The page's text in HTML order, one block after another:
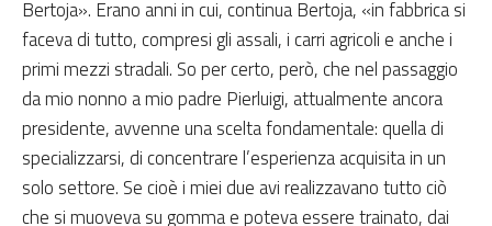
Bertoja». Erano anni in cui, continua Bertoja, «in fabbrica si
faceva di tutto, compresi gli assali, i carri agricoli e anche i
primi mezzi stradali. So per certo, però, che nel passaggio
da mio nonno a mio padre Pierluigi, attualmente ancora
presidente, avvenne una scelta fondamentale: quella di
specializzarsi, di concentrare l’esperienza acquisita in un
solo settore. Se cioè i miei due avi realizzavano tutto ciò
che si muoveva su gomma e poteva essere trainato, dai